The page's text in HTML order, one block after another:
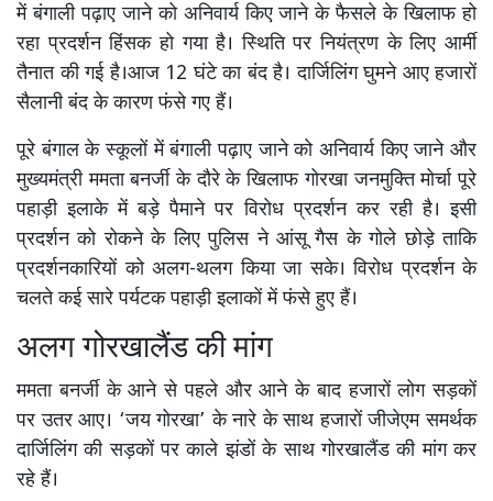
में बंगाली पढ़ाए जाने को अनिवार्य किए जाने के फैसले के खिलाफ हो
रहा प्रदर्शन हिंसक हो गया है। स्थिति पर नियंत्रण के लिए आर्मी
तैनात की गई है।आज 12 घंटे का बंद है। दार्जिलिंग घुमने आए हजारों
सैलानी बंद के कारण फंसे गए हैं।
पूरे बंगाल के स्कूलों में बंगाली पढ़ाए जाने को अनिवार्य किए जाने और
मुख्यमंत्री ममता बनर्जी के दौरे के खिलाफ गोरखा जनमुक्ति मोर्चा पूरे
पहाड़ी इलाके में बड़े पैमाने पर विरोध प्रदर्शन कर रही है। इसी
प्रदर्शन को रोकने के लिए पुलिस ने आंसू गैस के गोले छोड़े ताकि
प्रदर्शनकारियों को अलग-थलग किया जा सके। विरोध प्रदर्शन के
चलते कई सारे पर्यटक पहाड़ी इलाकों में फंसे हुए हैं।
अलग गोरखालैंड की मांग
ममता बनर्जी के आने से पहले और आने के बाद हजारों लोग सड़कों
पर उतर आए। ‘जय गोरखा’ के नारे के साथ हजारों जीजेएम समर्थक
दार्जिलिंग की सड़कों पर काले झंडों के साथ गोरखालैंड की मांग कर
रहे हैं।